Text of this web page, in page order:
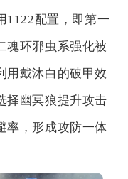
1122配置，即第一
魂环邪虫系强化被
用戴沐白的破甲效
择幽冥狼提升攻击
率，形成攻防一体